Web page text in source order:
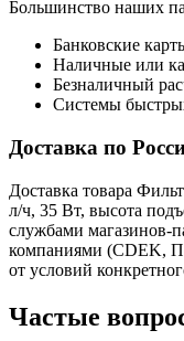
Большинство наших
Банковские
Наличные или
Безналичный
Системы
Доставка по
Доставка товара
л/ч, 35 Вт, высота
службами магазинов-
компаниями (CDEK,
от условий
Частые